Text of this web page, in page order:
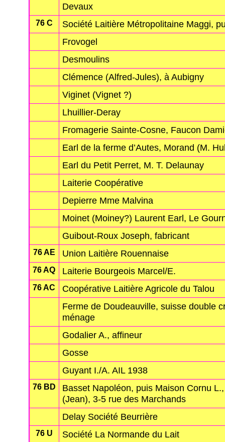
Devaux
76 C
Société Laitière Métropolitaine Maggi,
Frovogel
Desmoulins
Clémence (Alfred-Jules), à Aubigny
Viginet (Vignet ?)
Lhuillier-Deray
Fromagerie Sainte-Cosne, Faucon
Earl de la ferme d’Autes, Morand (M.
Earl du Petit Perret, M. T. Delaunay
Laiterie Coopérative
Depierre Mme Malvina
Moinet (Moiney?) Laurent Earl, Le
Guibout-Roux Joseph, fabricant
76 AE Union Laitière Rouennaise
76 AQ Laiterie Bourgeois Marcel/E.
76 AC
Coopérative Laitière Agricole du Talou
Ferme de Doudeauville, suisse double
ménage
Godalier A., affineur
Gosse
Guyant I./A. AIL 1938
76 BD
Basset Napoléon, puis Maison Cornu
(Jean), 3-5 rue des Marchands
Delay Société Beurrière
76 U
Société La Normande du Lait